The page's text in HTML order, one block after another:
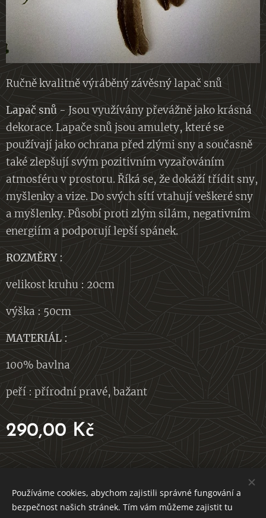
Ručně kvalitně výráběný závěsný lapač snů
Lapač snů - Jsou využívány převážně jako krásná
dekorace. Lapače snů jsou amulety, které se
používají jako ochrana před zlými sny a současně
také zlepšují svým pozitivním vyzařováním
atmosféru v prostoru. Říká se, že dokáží třídit sny,
myšlenky a vize. Do svých sítí vtahují veškeré sny
a myšlenky. Působí proti zlým silám, negativním
energiím a podporují lepší spánek.
ROZMĚRY :
velikost kruhu : 20cm
výška : 50cm
MATERIÁL :
100% bavlna
peří : přírodní pravé, bažant
290,00 Kč
V ROVNOVÁZE S PŘÍRODOU
Vytvořeno službou Webnode
Cookies
Používáme cookies, abychom zajistili správné fungování a
bezpečnost našich stránek. Tím vám můžeme zajistit tu